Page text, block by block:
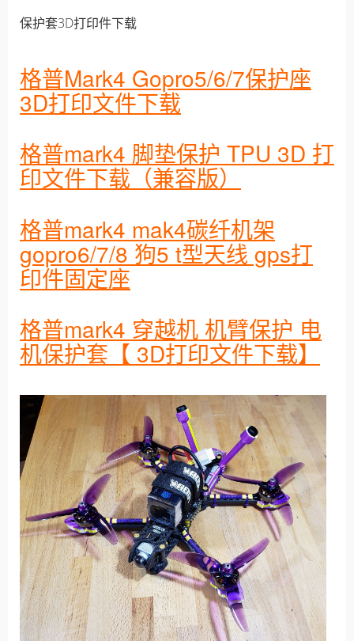
保护套3D打印件下载
格普Mark4 Gopro5/6/7保护座
3D打印文件下载
格普mark4 脚垫保护 TPU 3D 打
印文件下载（兼容版）
格普mark4 mak4碳纤机架
gopro6/7/8 狗5 t型天线 gps打
印件固定座
格普mark4 穿越机 机臂保护 电
机保护套【 3D打印文件下载】